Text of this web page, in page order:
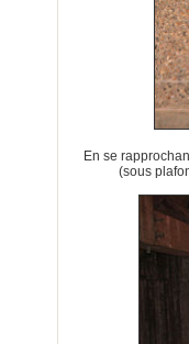
En se
(sous